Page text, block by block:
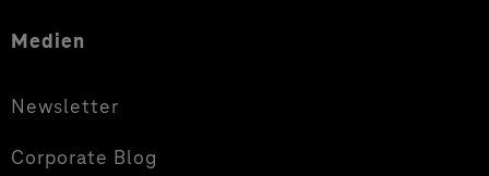
Medien
Newsletter
Corporate Blog